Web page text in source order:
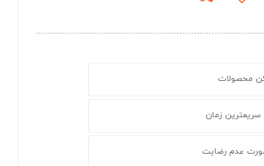
محصولات
سریعترین زمان
عدم رضایت